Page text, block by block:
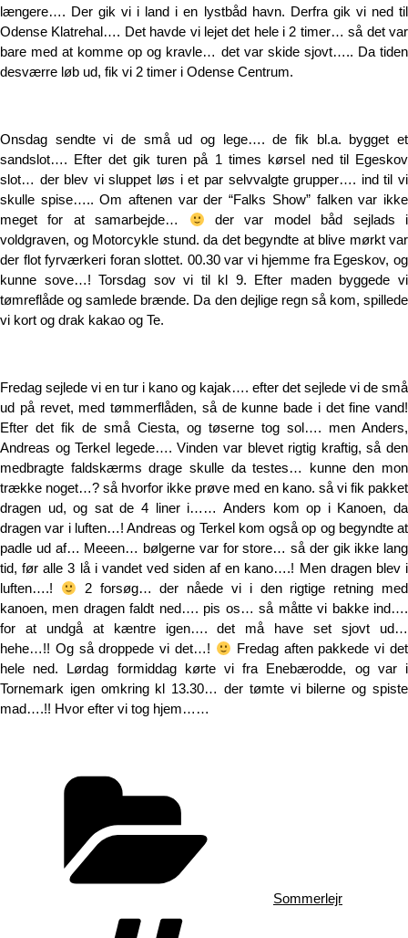
længere…. Der gik vi i land i en lystbåd havn. Derfra gik vi ned til
Odense Klatrehal…. Det havde vi lejet det hele i 2 timer… så det var
bare med at komme op og kravle… det var skide sjovt….. Da tiden
desværre løb ud, fik vi 2 timer i Odense Centrum.
Onsdag sendte vi de små ud og lege…. de fik bl.a. bygget et
sandslot…. Efter det gik turen på 1 times kørsel ned til Egeskov
slot… der blev vi sluppet løs i et par selvvalgte grupper…. ind til vi
skulle spise….. Om aftenen var der “Falks Show” falken var ikke
meget for at samarbejde…
der var model båd sejlads i
voldgraven, og Motorcykle stund. da det begyndte at blive mørkt var
der flot fyrværkeri foran slottet. 00.30 var vi hjemme fra Egeskov, og
kunne sove…! Torsdag sov vi til kl 9. Efter maden byggede vi
tømreflåde og samlede brænde. Da den dejlige regn så kom, spillede
vi kort og drak kakao og Te.
Fredag sejlede vi en tur i kano og kajak…. efter det sejlede vi de små
ud på revet, med tømmerflåden, så de kunne bade i det fine vand!
Efter det fik de små Ciesta, og tøserne tog sol…. men Anders,
Andreas og Terkel legede…. Vinden var blevet rigtig kraftig, så den
medbragte faldskærms drage skulle da testes… kunne den mon
trække noget…? så hvorfor ikke prøve med en kano. så vi fik pakket
dragen ud, og sat de 4 liner i…… Anders kom op i Kanoen, da
dragen var i luften…! Andreas og Terkel kom også op og begyndte at
padle ud af… Meeen… bølgerne var for store… så der gik ikke lang
tid, før alle 3 lå i vandet ved siden af en kano….! Men dragen blev i
luften….!
2 forsøg… der nåede vi i den rigtige retning med
kanoen, men dragen faldt ned…. pis os… så måtte vi bakke ind….
for at undgå at kæntre igen…. det må have set sjovt ud…
hehe…!! Og så droppede vi det…!
Fredag aften pakkede vi det
hele ned. Lørdag formiddag kørte vi fra Enebærodde, og var i
Tornemark igen omkring kl 13.30… der tømte vi bilerne og spiste
mad….!! Hvor efter vi tog hjem……
Sommerlejr